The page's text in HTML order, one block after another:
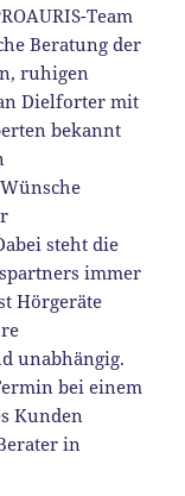
Team
Beratung der
ruhigen
Dielforter mit
bekannt
steht die
immer
Hörgeräte
unabhängig.
bei einem
Kunden
in